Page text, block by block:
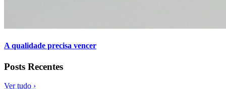
A qualidade precisa vencer
Posts Recentes
Ver tudo ›